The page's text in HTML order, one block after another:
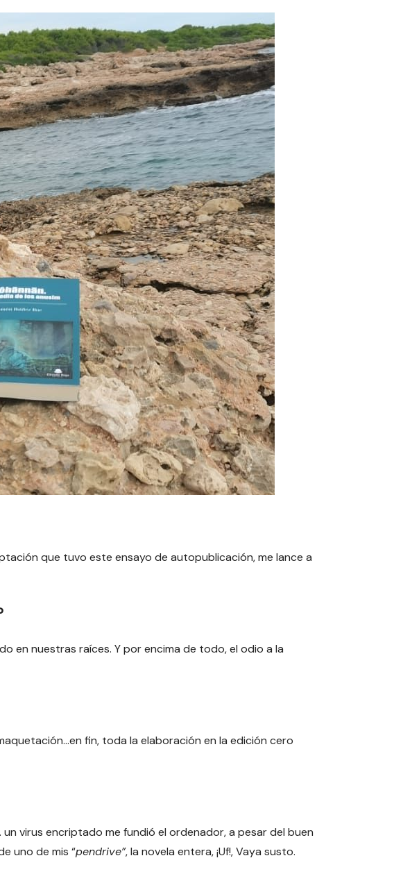
que tuvo este ensayo de autopublicación, me lance a
en nuestras raíces. Y por encima de todo, el odio a la
fin, toda la elaboración en la edición cero
virus encriptado me fundió el ordenador, a pesar del buen
uno de mis “pendrive”, la novela entera, ¡Uf!, Vaya susto.